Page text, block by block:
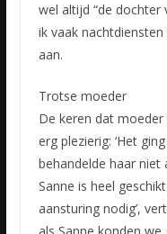
wel altijd “de dochter
ik vaak nachtdiensten
aan.
Trotse moeder
De keren dat
erg plezierig: ‘Het
behandelde haar niet
Sanne is heel
aansturing nodig’,